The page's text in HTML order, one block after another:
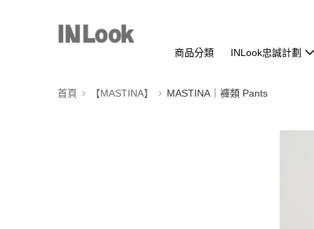
商品分類 INLook忠誠計劃
首頁 【MASTINA】 MASTINA｜褲類 Pants